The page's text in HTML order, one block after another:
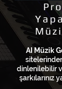
AI Müzik
dinlenilebilir
şarkılarınız